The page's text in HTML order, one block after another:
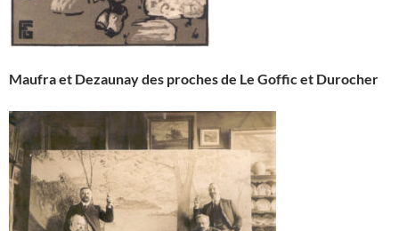
Maufra et Dezaunay des proches de Le Goffic et Durocher